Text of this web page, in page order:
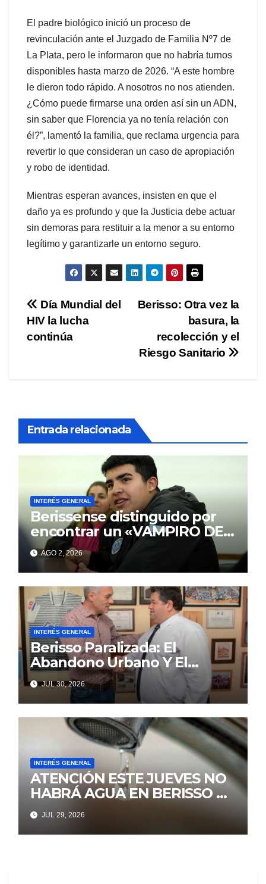
El padre biológico inició un proceso de
revinculación ante el Juzgado de Familia Nº7 de
La Plata, pero le informaron que no habría turnos
disponibles hasta marzo de 2026. “A este hombre
le dieron todo rápido. A nosotros no nos atienden.
¿Cómo puede firmarse una orden así sin un ADN,
sin saber que Florencia ya no tenía relación con
él?”, lamentó la familia, que reclama urgencia para
revertir lo que consideran un caso de apropiación
y robo de identidad.
Mientras esperan avances, insisten en que el
daño ya es profundo y que la Justicia debe actuar
sin demoras para restituir a la menor a su entorno
legítimo y garantizarle un entorno seguro.
Navegación
de
Berisso: Otra vez la
basura, la
recolección y el
Riesgo Sanitario
Día Mundial del
HIV la lucha
continúa
Entrada relacionada
INTERÉS GENERAL
Berissense distinguido por
encontrar un «VAMPIRO DE
MAR»
AGO 2, 2026
INTERÉS GENERAL
Berisso Paralizada: El
Abandono Urbano Y El
Despilfarro Político Repiten
Una Vieja Historia De
Ineficiencia
JUL 30, 2026
INTERÉS GENERAL
ATENCIÓN ESTE JUEVES NO
HABRÁ AGUA EN BERISSO NI
ENSENADA
JUL 29, 2026